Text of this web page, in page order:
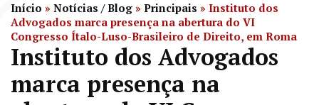
Início » Notícias / Blog » Principais » Instituto dos
Advogados marca presença na abertura do VI
Congresso Ítalo-Luso-Brasileiro de Direito, em Roma
Instituto dos Advogados
marca presença na